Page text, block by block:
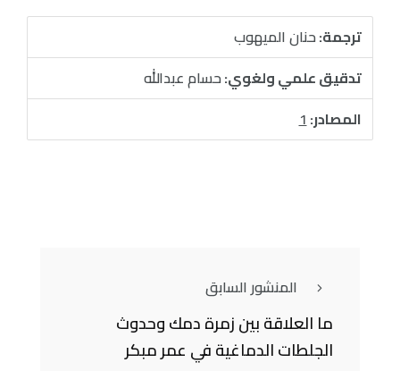
ترجمة:حنان الميهوب
تدقيق علمي ولغوي:حسام عبدالله
المصادر:1
المنشور السابق
ما العلاقة بين زمرة دمك وحدوث
الجلطات الدماغية في عمر مبكر